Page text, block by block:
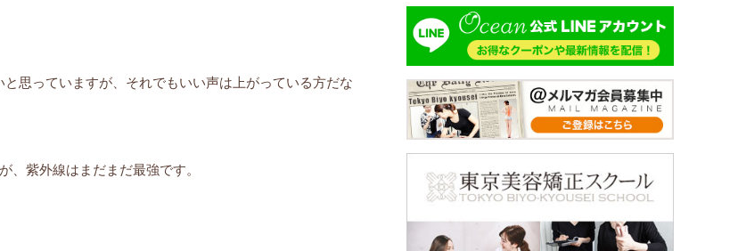
思っていますが、それでもいい声は上がっている方だな
、紫外線はまだまだ最強です。